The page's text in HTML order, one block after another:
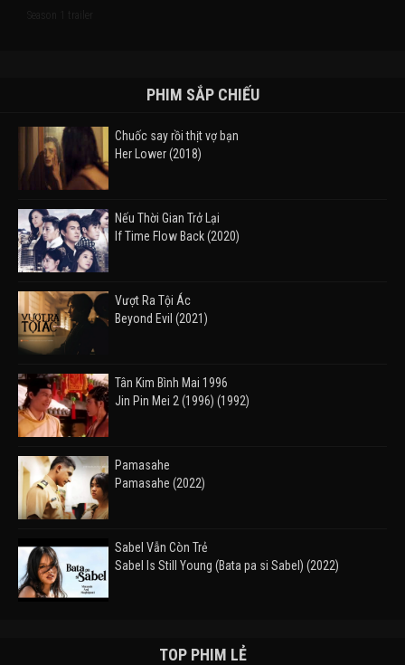
Season 1 trailer
PHIM SẮP CHIẾU
Chuốc say rồi thịt vợ bạn
Her Lower (2018)
Nếu Thời Gian Trở Lại
If Time Flow Back (2020)
Vượt Ra Tội Ác
Beyond Evil (2021)
Tân Kim Bình Mai 1996
Jin Pin Mei 2 (1996) (1992)
Pamasahe
Pamasahe (2022)
Sabel Vẫn Còn Trẻ
Sabel Is Still Young (Bata pa si Sabel) (2022)
Takas (2024)TOP PHIM LẺ